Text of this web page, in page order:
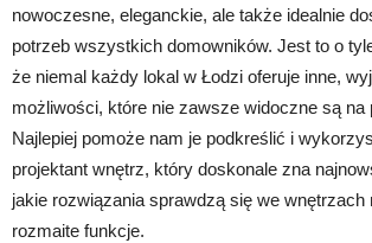
nowoczesne, eleganckie, ale także idealnie
potrzeb wszystkich domowników. Jest to o
że niemal każdy lokal w Łodzi oferuje inne,
możliwości, które nie zawsze widoczne są na
Najlepiej pomoże nam je podkreślić i
projektant wnętrz, który doskonale zna
jakie rozwiązania sprawdzą się we wnętrzach
rozmaite funkcje.